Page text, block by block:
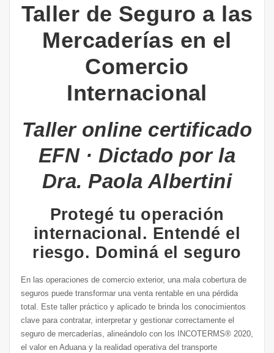
Taller de Seguro a las
Mercaderías en el
Comercio
Internacional
Taller online certificado
EFN · Dictado por la
Dra. Paola Albertini
Protegé tu operación
internacional. Entendé el
riesgo. Dominá el seguro
En las operaciones de comercio exterior, una mala cobertura de
seguros puede transformar una venta rentable en una pérdida
total. Este taller práctico y aplicado te brinda los conocimientos
clave para contratar, interpretar y gestionar correctamente el
seguro de mercaderías, alineándolo con los INCOTERMS® 2020,
el valor en Aduana y la realidad operativa del transporte